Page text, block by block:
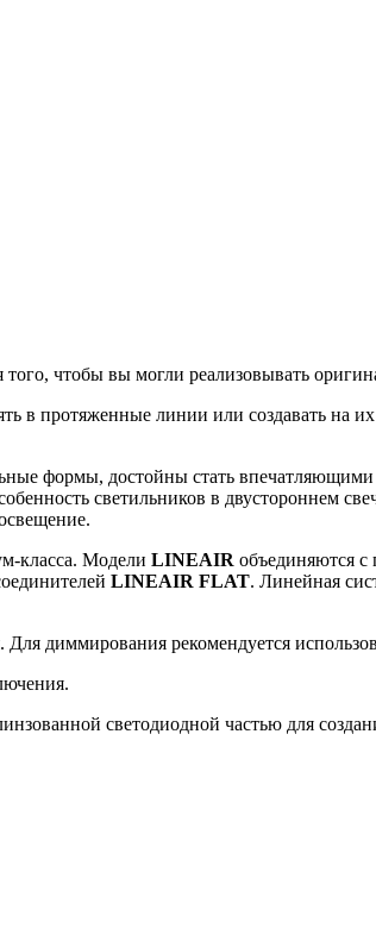
чтобы вы могли реализовывать
в протяженные линии или создавать на
формы, достойны стать
светильников в двустороннем
класса. Модели LINEAIR объединяются
LINEAIR FLAT. Линейная
диммирования рекомендуется
светодиодной частью для